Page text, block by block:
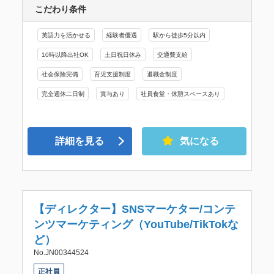
こだわり条件
英語力を活かせる 経験者優遇 駅から徒歩5分以内
10時以降出社OK 土日祝日休み 交通費支給
社会保険完備 育児支援制度 退職金制度
完全週休二日制 賞与あり 社員食堂・休憩スペースあり
詳細を見る 気になる
【ディレクター】SNSマーケター/コンテ
ンツマーケティング（YouTube/TikTokな
ど）
No.JN00344524
正社員